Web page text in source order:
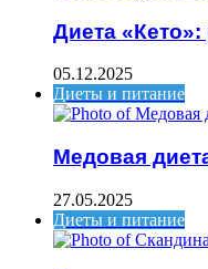
Диета
05.12.2025
Диеты и питание
Медовая
27.05.2025
Диеты и питание